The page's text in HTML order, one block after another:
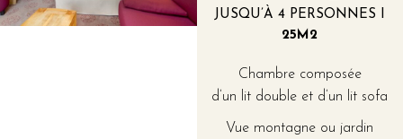
JUSQU’À 4 PERSONNES I
25M2
Chambre composée
d’un lit double et d’un lit sofa
Vue montagne ou jardin